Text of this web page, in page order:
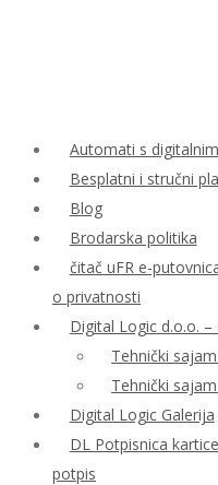
Automati s
Besplatni i stručni
Blog
Brodarska politika
čitač uFR e-
o privatnosti
Digital Logic d.o.o.
Tehnički
Tehnički
Digital Logic Galerija
DL Potpisnica
potpis